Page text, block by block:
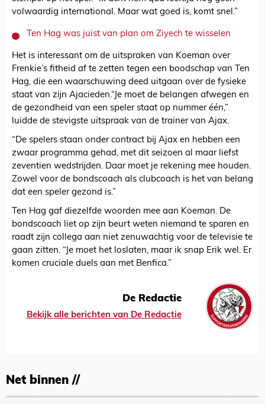
volwaardig international. Maar wat goed is, komt snel.”
Ten Hag was juist van plan om Ziyech te wisselen
Het is interessant om de uitspraken van Koeman over
Frenkie’s fitheid af te zetten tegen een boodschap van Ten
Hag, die een waarschuwing deed uitgaan over de fysieke
staat van zijn Ajacieden.“Je moet de belangen afwegen en
de gezondheid van een speler staat op nummer één,”
luidde de stevigste uitspraak van de trainer van Ajax.
“De spelers staan onder contract bij Ajax en hebben een
zwaar programma gehad, met dit seizoen al maar liefst
zeventien wedstrijden. Daar moet je rekening mee houden.
Zowel voor de bondscoach als clubcoach is het van belang
dat een speler gezond is.”
Ten Hag gaf diezelfde woorden mee aan Koeman. De
bondscoach liet op zijn beurt weten niemand te sparen en
raadt zijn collega aan niet zenuwachtig voor de televisie te
gaan zitten. “Je moet het loslaten, maar ik snap Erik wel. Er
komen cruciale duels aan met Benfica.”
De Redactie
Bekijk alle berichten van De Redactie
Net binnen //